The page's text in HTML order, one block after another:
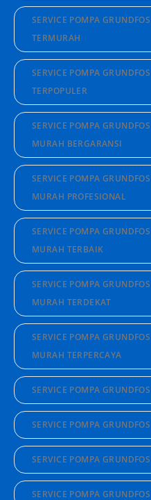
SERVICE POMPA
TERMURAH
SERVICE POMPA
TERPOPULER
SERVICE POMPA
MURAH BERGARANSI
SERVICE POMPA
MURAH PROFESIONAL
SERVICE POMPA
MURAH TERBAIK
SERVICE POMPA
MURAH TERDEKAT
SERVICE POMPA
MURAH TERPERCAYA
SERVICE POMPA
SERVICE POMPA
SERVICE POMPA
SERVICE POMPA